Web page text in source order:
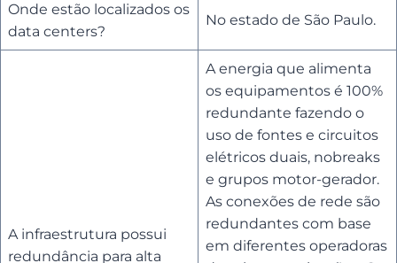
Onde estão localizados os
data centers?
No estado de São Paulo.
A infraestrutura possui
redundância para alta
A energia que alimenta
os equipamentos é 100%
redundante fazendo o
uso de fontes e circuitos
elétricos duais, nobreaks
e grupos motor-gerador.
As conexões de rede são
redundantes com base
em diferentes operadoras